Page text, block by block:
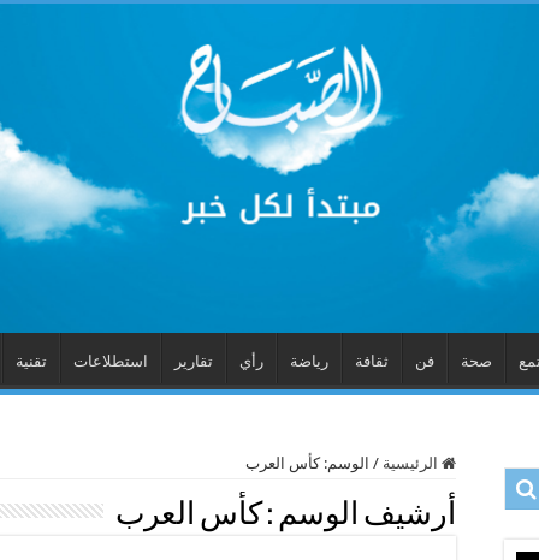
صحة فن ثقافة رياضة رأي تقارير استطلاعات تقنية
الرئيسية / الوسم:كأس العرب
أرشيف الوسم : كأس العرب